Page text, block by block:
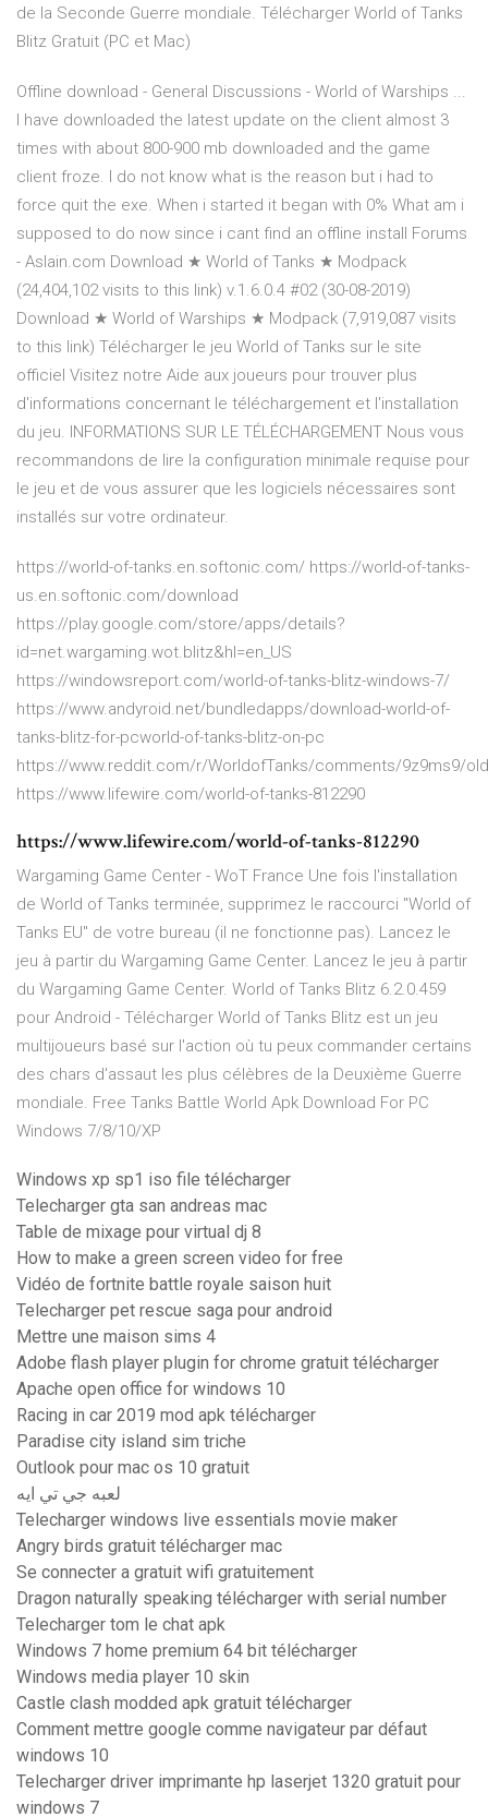
de la Seconde Guerre mondiale. Télécharger World of Tanks
Blitz Gratuit (PC et Mac)
Offline download - General Discussions - World of Warships ...
I have downloaded the latest update on the client almost 3
times with about 800-900 mb downloaded and the game
client froze. I do not know what is the reason but i had to
force quit the exe. When i started it began with 0% What am i
supposed to do now since i cant find an offline install Forums
- Aslain.com Download ★ World of Tanks ★ Modpack
(24,404,102 visits to this link) v.1.6.0.4 #02 (30-08-2019)
Download ★ World of Warships ★ Modpack (7,919,087 visits
to this link) Télécharger le jeu World of Tanks sur le site
officiel Visitez notre Aide aux joueurs pour trouver plus
d'informations concernant le téléchargement et l'installation
du jeu. INFORMATIONS SUR LE TÉLÉCHARGEMENT Nous vous
recommandons de lire la configuration minimale requise pour
le jeu et de vous assurer que les logiciels nécessaires sont
installés sur votre ordinateur.
https://world-of-tanks.en.softonic.com/ https://world-of-tanks-
us.en.softonic.com/download
https://play.google.com/store/apps/details?
id=net.wargaming.wot.blitz&hl=en_US
https://windowsreport.com/world-of-tanks-blitz-windows-7/
https://www.andyroid.net/bundledapps/download-world-of-
tanks-blitz-for-pcworld-of-tanks-blitz-on-pc
https://www.reddit.com/r/WorldofTanks/comments/9z9ms9/
https://www.lifewire.com/world-of-tanks-812290
https://www.lifewire.com/world-of-tanks-812290
Wargaming Game Center - WoT France Une fois l'installation
de World of Tanks terminée, supprimez le raccourci "World of
Tanks EU" de votre bureau (il ne fonctionne pas). Lancez le
jeu à partir du Wargaming Game Center. Lancez le jeu à partir
du Wargaming Game Center. World of Tanks Blitz 6.2.0.459
pour Android - Télécharger World of Tanks Blitz est un jeu
multijoueurs basé sur l'action où tu peux commander certains
des chars d'assaut les plus célèbres de la Deuxième Guerre
mondiale. Free Tanks Battle World Apk Download For PC
Windows 7/8/10/XP
Windows xp sp1 iso file télécharger
Telecharger gta san andreas mac
Table de mixage pour virtual dj 8
How to make a green screen video for free
Vidéo de fortnite battle royale saison huit
Telecharger pet rescue saga pour android
Mettre une maison sims 4
Adobe flash player plugin for chrome gratuit télécharger
Apache open office for windows 10
Racing in car 2019 mod apk télécharger
Paradise city island sim triche
Outlook pour mac os 10 gratuit
لعبه جي تي ايه
Telecharger windows live essentials movie maker
Angry birds gratuit télécharger mac
Se connecter a gratuit wifi gratuitement
Dragon naturally speaking télécharger with serial number
Telecharger tom le chat apk
Windows 7 home premium 64 bit télécharger
Windows media player 10 skin
Castle clash modded apk gratuit télécharger
Comment mettre google comme navigateur par défaut
windows 10
Telecharger driver imprimante hp laserjet 1320 gratuit pour
windows 7